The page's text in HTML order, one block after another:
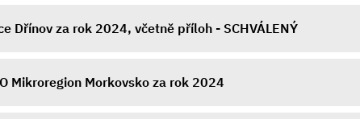
Dřínov za rok 2024, včetně příloh - SCHVÁLENÝ
Mikroregion Morkovsko za rok 2024